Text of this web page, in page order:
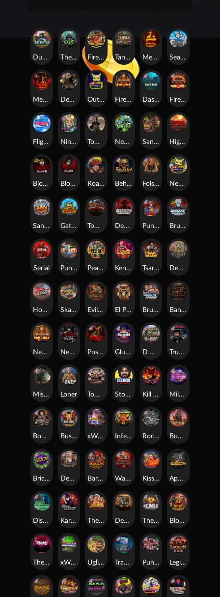
Nexus Blood & Shadow
Seamen
Kill Em All
Blood Diamond
Duck Hunters Fire in the Hole 3
Dead, Dead, or Deader
Nexus Fire In The Hole xBomb
Highway to Hell
Dead Men Walking
Tsar Wars
Brute Force
Home of the Brave
Mental 2
Tombstone Slaughter
San Quentin 2: Death Row
Blood & Shadow
Blood & Shadow 2
Mental
Skate or Die
Stockholm Syndrome
The Crypt
Apocalypse Super xNudge
Outsourced
Punk Rocker 2
Deadwood R.I.P
Beheaded
Bangkok Hilton
Brute Force: Alien Onslaught
Nexus Outsourced
Nexus The Crypt
Gator Hunters
Loner
Kenneth Must Die
Tombstone RIP
Fire in the Hole 2
Tanked
Fire In The Hole xBomb
Tombstone No Mercy
Folsom Prison
Das xBoot
Kiss My Chainsaw
Rock Bottom
Tractor Beam
Road Rage
The Cage
xWays Hoarder 2
Nine To Five
Bounty Hunters xNudge®
El Pasa Gunfight xNudge
Brick Snake 2000 Warrior Graveyard xNudge
Flight Mode
Barbarian Fury
Evil Goblins xBomb
San Quentin xWays
Gluttony
Serial Punk Toilet
Possessed
Legion X
Deadwood xNudge
Disturbed
Buffalo Hunter
Punk Rocker
Milky Ways
Pearl Harbor
Infectious 5 xWays
Dead Canary
Misery Mining
True Grit Redemption
xWays Hoarder xSplit
Karen Maneater
Bushido Way xNudge
D Day
The Border
Ugliest Catch
The Rave